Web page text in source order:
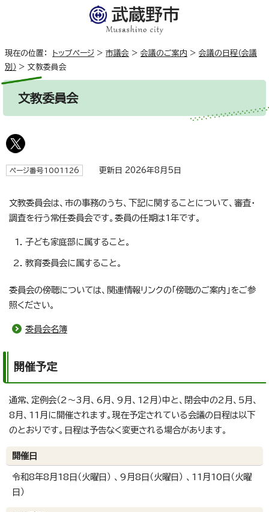
現在の位置： トップページ > 市議会 > 会議のご案内 > 会議の日程（会議
別） > 文教委員会
文教委員会
ページ番号1001126 更新日 2026年8月5日
文教委員会は、市の事務のうち、下記に関することについて、審査・
調査を行う常任委員会です。委員の任期は1年です。
子ども家庭部に属すること。
教育委員会に属すること。
委員会の傍聴については、関連情報リンクの「傍聴のご案内」をご参
照ください。
委員会名簿
開催予定
通常、定例会（2～3月、6月、9月、12月）中と、閉会中の2月、5月、
8月、11月に開催されます。現在予定されている会議の日程は以下
のとおりです。日程は予告なく変更される場合があります。
開催日
令和8年8月18日（火曜日） 、9月8日（火曜日） 、11月10日（火曜
日）